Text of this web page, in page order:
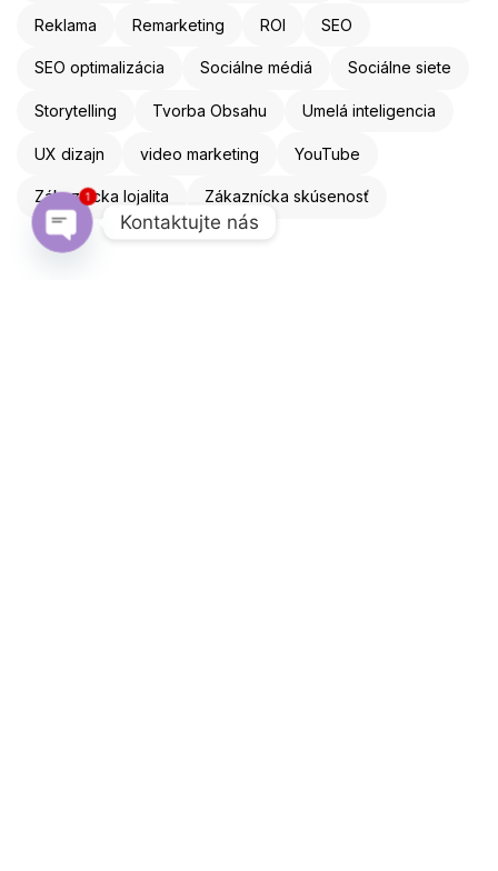
Reklama Remarketing ROI SEO
SEO optimalizácia Sociálne médiá Sociálne siete
Storytelling Tvorba Obsahu Umelá inteligencia
UX dizajn video marketing YouTube
Zákaznícka lojalita Zákaznícka skúsenosť
Kontaktujte nás
1